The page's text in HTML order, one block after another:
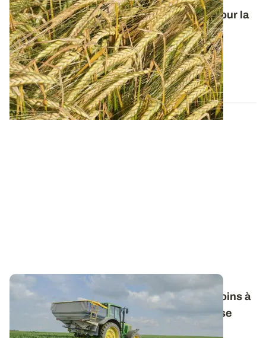
Orge de printemps : nos préconisations pour la
campagne 2026
Retrouvez tous les résultats d’essais de la dernière
campagne et nos préconisations pour...
13 FÉVR. 2026
Fertilisation azotée des céréales : les besoins à
prendre en compte pour le calcul de la dose
totale